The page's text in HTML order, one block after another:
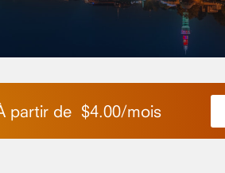
partir de $4.00/mois